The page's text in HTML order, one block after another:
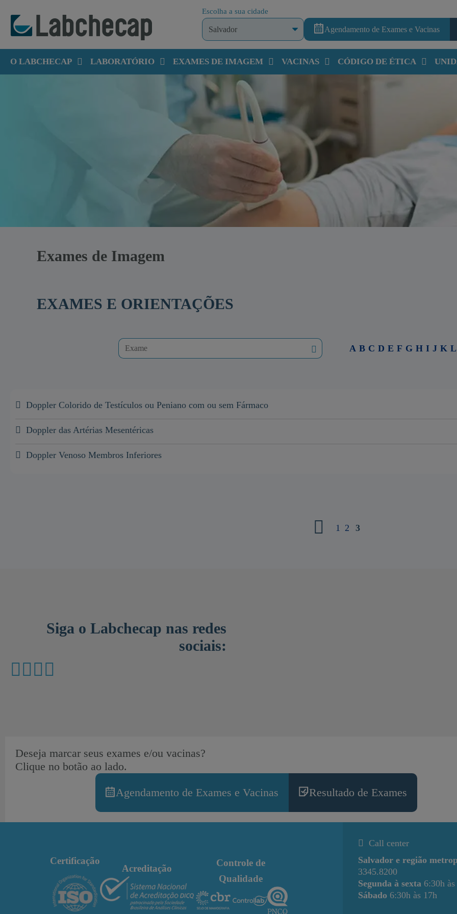
Escolha a sua cidade
Agendamento de Exames e Vacinas
O LABCHECAP LABORATÓRIO EXAMES DE IMAGEM VACINAS CÓDIGO DE ÉTICA
Exames de Imagem
EXAMES E ORIENTAÇÕES
A B C D E F G H I J K L
Doppler Colorido de Testículos ou Peniano com ou sem Fármaco
Doppler das Artérias Mesentéricas
Doppler Venoso Membros Inferiores
1 2 3
Siga o Labchecap nas redes
sociais:
Deseja marcar seus exames e/ou vacinas?
Clique no botão ao lado.
Agendamento de Exames e Vacinas Resultado de Exames
Certificação
Acreditação
Controle de
Qualidade
Call center
Salvador e região
3345.8200
Segunda à sexta 6:30h
Sábado 6:30h às 17h